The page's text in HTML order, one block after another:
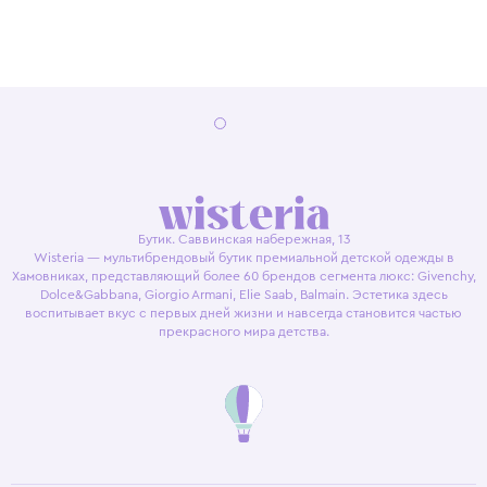
Бутик. Саввинская набережная, 13
Wisteria — мультибрендовый бутик премиальной детской одежды в
Хамовниках, представляющий более 60 брендов сегмента люкс: Givenchy,
Dolce&Gabbana, Giorgio Armani, Elie Saab, Balmain. Эстетика здесь
воспитывает вкус с первых дней жизни и навсегда становится частью
прекрасного мира детства.